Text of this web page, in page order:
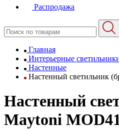
Распродажа
Главная
Интерьерные
Настенные
Настенный светильник
Настенный
Maytoni